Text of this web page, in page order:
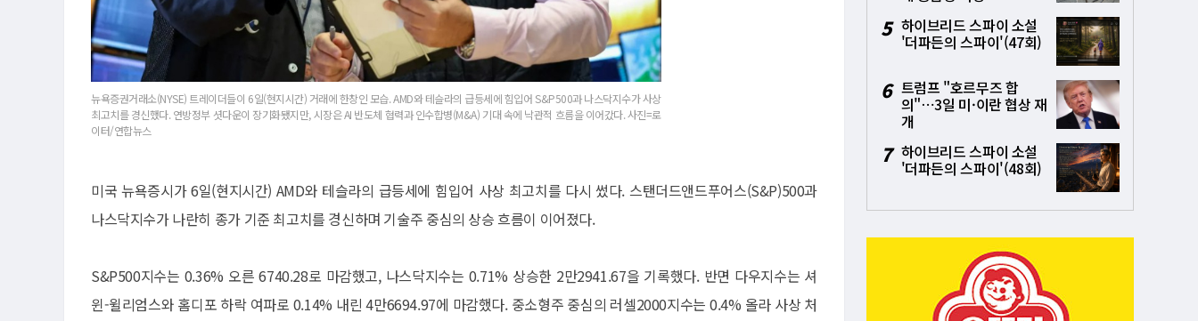
뉴욕증권거래소(NYSE) 트레이더들이 6일(현지시간) 거래에 한창인 모습. AMD와 테슬라의 급등세에 힘입어 S&P500과 나스닥지수가 사상
최고치를 경신했다. 연방정부 셧다운이 장기화됐지만, 시장은 AI 반도체 협력과 인수합병(M&A) 기대 속에 낙관적 흐름을 이어갔다. 사진=로
이터/연합뉴스
미국 뉴욕증시가 6일(현지시간) AMD와 테슬라의 급등세에 힘입어 사상 최고치를 다시 썼다. 스탠더드앤드푸어스(S&P)500과
나스닥지수가 나란히 종가 기준 최고치를 경신하며 기술주 중심의 상승 흐름이 이어졌다.
S&P500지수는 0.36% 오른 6740.28로 마감했고, 나스닥지수는 0.71% 상승한 2만2941.67을 기록했다. 반면 다우지수는 셔
윈-윌리엄스와 홈디포 하락 여파로 0.14% 내린 4만6694.97에 마감했다. 중소형주 중심의 러셀2000지수는 0.4% 올라 사상 처
5 하이브리드 스파이 소설
'더파든의 스파이'(47회)
6 트럼프 "호르무즈 합
의"⋯3일 미·이란 협상 재
개
7 하이브리드 스파이 소설
'더파든의 스파이'(48회)